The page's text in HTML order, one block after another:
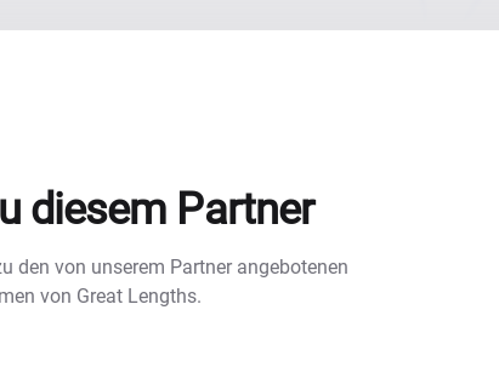
diesem Partner
den von unserem Partner angebotenen
von Great Lengths.